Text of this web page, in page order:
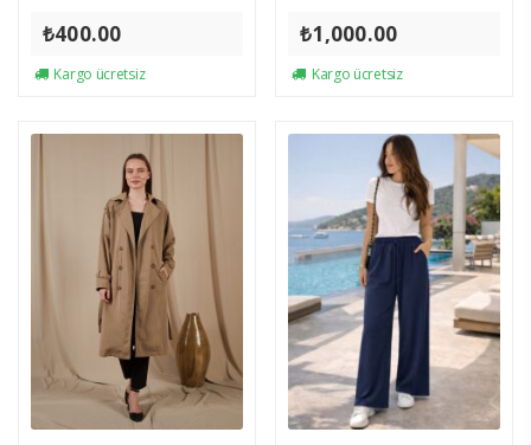
₺400.00
Kargo ücretsiz
₺1,000.00
Kargo ücretsiz